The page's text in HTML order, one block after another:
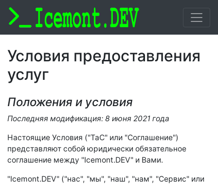
Условия предоставления
услуг
Положения и условия
Последняя модификация: 8 июня 2021 года
Настоящие Условия ("TaC" или "Соглашение")
представляют собой юридически обязательное
соглашение между "Icemont.DEV" и Вами.
"Icemont.DEV" ("нас", "мы", "наш", "нам", "Сервис" или